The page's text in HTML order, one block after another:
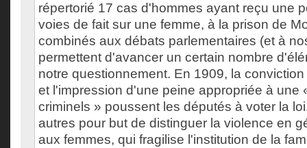
répertorié 17 cas d'hommes ayant reçu une
voies de fait sur une femme, à la prison de
combinés aux débats parlementaires (et à
permettent d'avancer un certain nombre
notre questionnement. En 1909, la
et l'impression d'une peine appropriée à une
criminels » poussent les députés à voter la
autres pour but de distinguer la violence en
aux femmes, qui fragilise l'institution de la